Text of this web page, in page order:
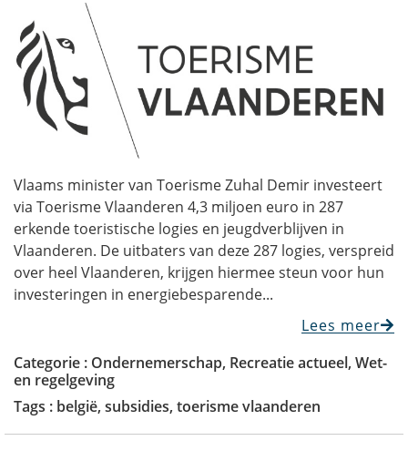
Vlaams minister van Toerisme Zuhal Demir investeert
via Toerisme Vlaanderen 4,3 miljoen euro in 287
erkende toeristische logies en jeugdverblijven in
Vlaanderen. De uitbaters van deze 287 logies, verspreid
over heel Vlaanderen, krijgen hiermee steun voor hun
investeringen in energiebesparende...
Lees meer
Categorie : Ondernemerschap, Recreatie actueel, Wet-
en regelgeving
Tags : belgië, subsidies, toerisme vlaanderen